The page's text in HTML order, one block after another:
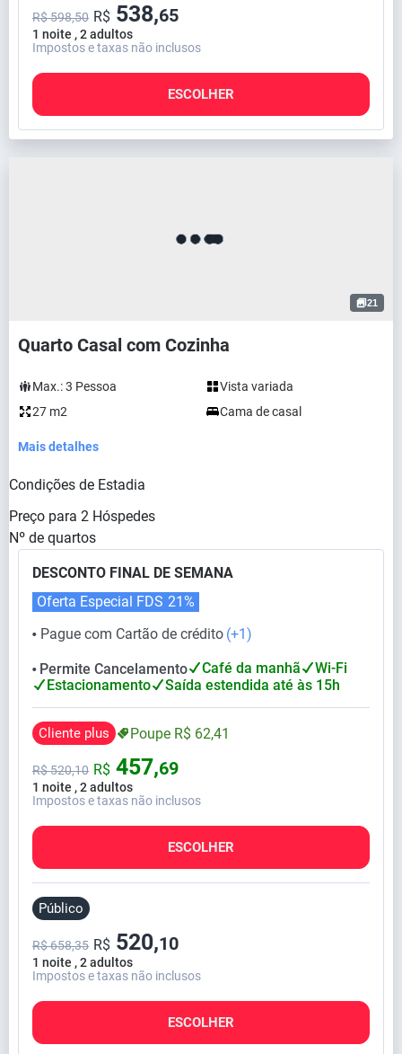
1 noite , 2 adultos
R$ 598,50 R$ 538,65
Impostos e taxas não inclusos
ESCOLHER
21
Quarto Casal com Cozinha
Max.:3 Pessoa
Vista variada
27 m2
Cama de casal
Mais detalhes
Condições de Estadia
Preço para 2 Hóspedes
Nº de quartos
DESCONTO FINAL DE SEMANA
⬤ Pague com Cartão de crédito (+1)
Oferta Especial FDS 21%
⬤ Permite Cancelamento Café da manhã
Wi-Fi
Estacionamento
Saída estendida até às 15h
Cliente plus Poupe R$ 62,41
1 noite , 2 adultos
R$520,10 R$ 457,69
Impostos e taxas não inclusos
ESCOLHER
Público
1 noite , 2 adultos
R$ 658,35 R$ 520,10
Impostos e taxas não inclusos
ESCOLHER